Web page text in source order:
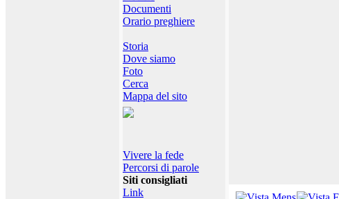
Documenti
Orario preghiere
Storia
Dove siamo
Foto
Cerca
Mappa del sito
Vivere la fede
Percorsi di parole
Siti consigliati
Link